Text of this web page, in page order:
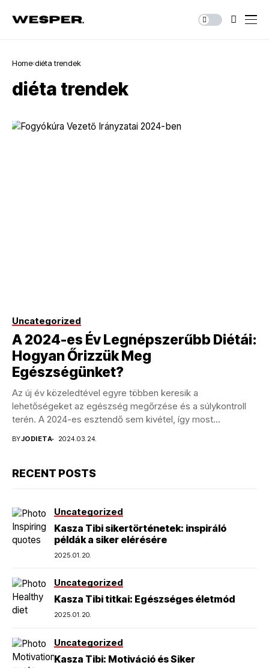
Home diéta trendek
diéta trendek
Uncategorized
A 2024-es Év Legnépszerűbb Diétái:
Hogyan Őrizzük Meg
Egészségünket?
Az új év közeledtével egyre többen keresik a
lehetőségeket az egészség megőrzése és a súlykontroll
terén. A 2024-es esztendő sem kivétel, így most...
BYJODIETA 2024.03.24.
RECENT POSTS
Uncategorized
Kasza Tibi sikertörténetek: inspiráló
példák a siker elérésére
2025.01.20.
Uncategorized
Kasza Tibi titkai: Egészséges életmód
2025.01.20.
Uncategorized
Kasza Tibi: Motiváció és Siker